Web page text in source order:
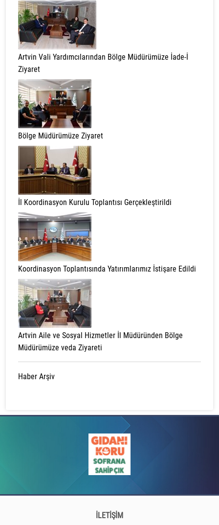
Artvin Vali Yardımcılarından Bölge Müdürümüze İade-İ
Ziyaret
Bölge Müdürümüze Ziyaret
İl Koordinasyon Kurulu Toplantısı Gerçekleştirildi
Koordinasyon Toplantısında Yatırımlarımız İstişare Edildi
Artvin Aile ve Sosyal Hizmetler İl Müdüründen Bölge
Müdürümüze veda Ziyareti
Haber Arşiv
İLETİŞİM